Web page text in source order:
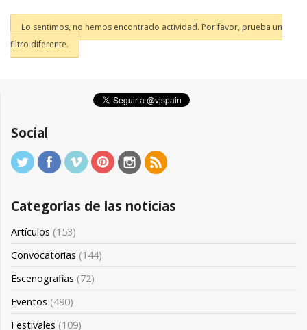
Lo sentimos, no hemos encontrado actividad. Por favor, prueba un
filtro diferente.
Social
Categorías de las noticias
Artículos (153)
Convocatorias (144)
Escenografias (72)
Eventos (490)
Festivales (109)